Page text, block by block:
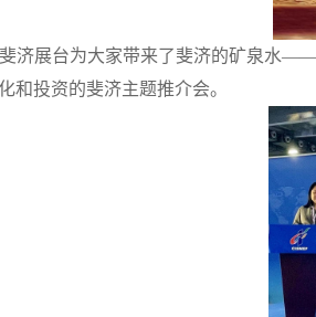
济展台为大家带来了斐济的矿泉水
和投资的斐济主题推介会。